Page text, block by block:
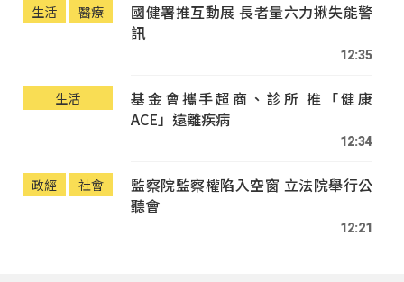
生活 醫療
國健署推互動展 長者量六力揪失能警
訊
12:35
生活
基金會攜手超商、診所 推「健康
ACE」遠離疾病
12:34
政經 社會
監察院監察權陷入空窗 立法院舉行公
聽會
12:21